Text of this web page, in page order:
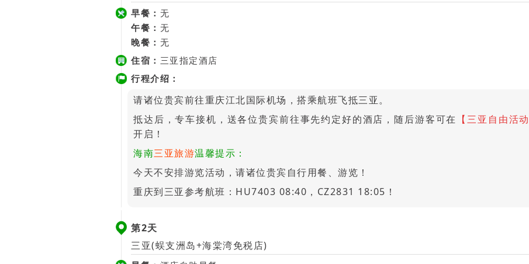
早餐： 无
午餐： 无
晚餐： 无
住宿： 三亚指定酒店
行程介绍：
请诸位贵宾前往重庆江北国际机场，搭乘航班飞抵三亚。
抵达后，专车接机，送各位贵宾前往事先约定好的酒店，随后游客可在 【三亚自由活动
开启！
海南三亚旅游温馨提示：
今天不安排游览活动，请诸位贵宾自行用餐、游览！
重庆到三亚参考航班：HU7403 08:40，CZ2831 18:05！
第2天
三亚(蜈支洲岛+海棠湾免税店)